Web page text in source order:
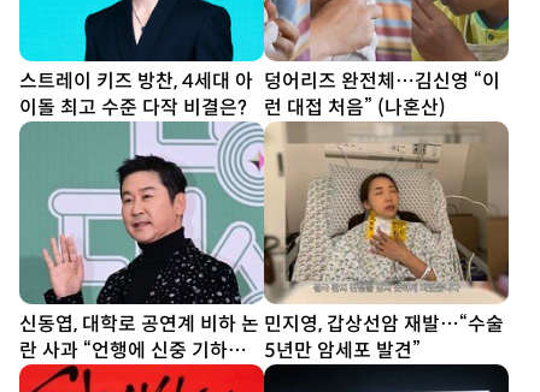
스트레이 키즈 방찬, 4세대 아
이돌 최고 수준 다작 비결은?
덩어리즈 완전체…김신영 “이
런 대접 처음” (나혼산)
신동엽, 대학로 공연계 비하 논
란 사과 “언행에 신중 기하겠
다”
민지영, 갑상선암 재발…“수술
5년만 암세포 발견”